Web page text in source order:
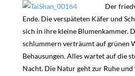
Der
Ende. Die verspäteten Käfer und
sich in ihre kleine Blumenkammer.
schlummern verträumt auf grünen
Behausungen. Alles wartet auf die
Nacht. Die Natur geht zur Ruhe